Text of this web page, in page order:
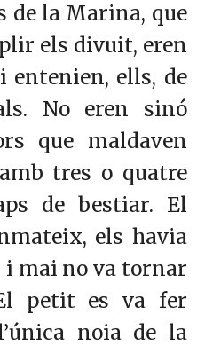
de la Marina, que
els divuit, eren
entenien, ells, de
No eren sinó
que maldaven
tres o quatre
de bestiar. El
els havia
mai no va tornar
petit es va fer
noia de la